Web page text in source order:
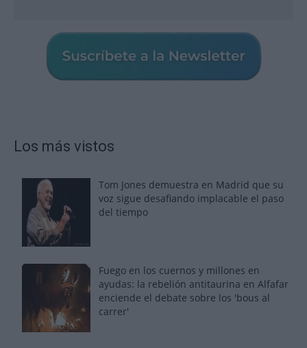
Los más vistos
Tom Jones demuestra en Madrid que su
voz sigue desafiando implacable el paso
del tiempo
Fuego en los cuernos y millones en
ayudas: la rebelión antitaurina en Alfafar
enciende el debate sobre los 'bous al
carrer'